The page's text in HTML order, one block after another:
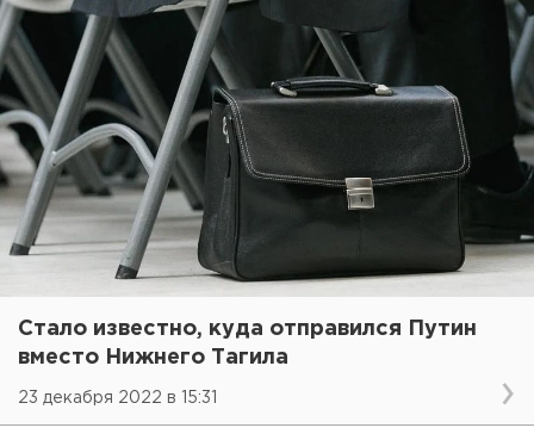
Стало известно, куда отправился Путин
вместо Нижнего Тагила
23 декабря 2022 в 15:31